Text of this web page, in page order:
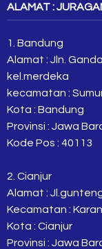
ALAMAT :
1. Bandung
Alamat : Jln.
kel.merdeka
kecamatan :
Kota : Bandung
Provinsi : Jawa
Kode Pos : 40113
2. Cianjur
Alamat :
Kecamatan :
Kota : Cianjur
Provinsi : Jawa